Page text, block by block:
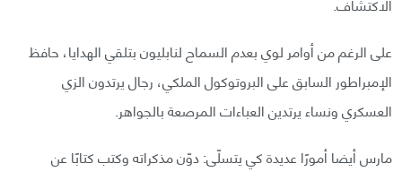
على الرغم من أوامر لوي بعدم السماح لنابليون بتلقي الهدايا، حافظ
الإمبراطور السابق على البروتوكول الملكي، رجال يرتدون الزي
العسكري ونساء يرتدين العباءات المرصعة بالجواهر.
مارس أيضا أمورًا عديدة كي يتسلّى: دوّن مذكراته وكتب كتابًا عن